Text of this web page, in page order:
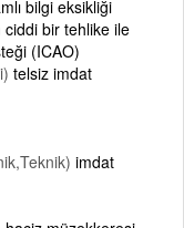
bilgi eksikliği
ciddi bir tehlike ile
(ICAO)
telsiz imdat
imdat